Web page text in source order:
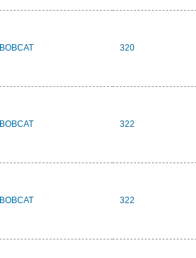
BOBCAT 320
BOBCAT 322
BOBCAT 322